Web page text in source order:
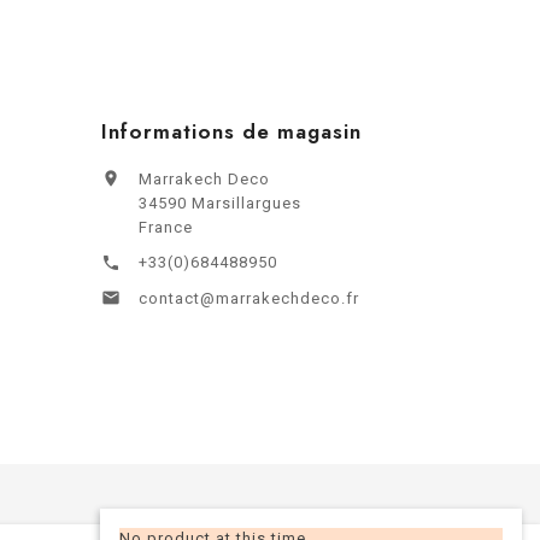
Informations de magasin

Marrakech Deco
34590 Marsillargues
France
 +33(0)684488950
 contact@marrakechdeco.fr